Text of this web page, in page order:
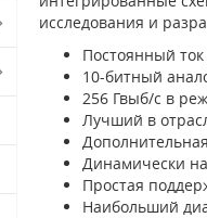
исследования и
Постоянный
10-битный
256 Гвыб/с в
Лучший в
Динамически
Простая
Наибольший